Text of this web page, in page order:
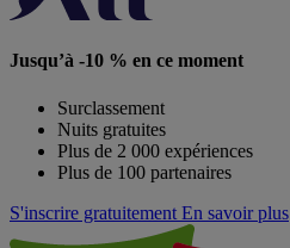
Jusqu’à -10 % en ce moment
Surclassement
Nuits gratuites
Plus de 2 000 expériences
Plus de 100 partenaires
S'inscrire gratuitement En savoir plus